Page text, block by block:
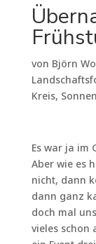
von Björn
Kreis,
Es war ja im
Aber wie es
nicht, dann
dann ganz
doch mal
vieles schon